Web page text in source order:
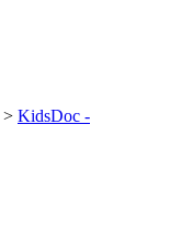
> KidsDoc -